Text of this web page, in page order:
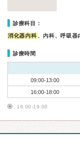
診療科目：
消化器内科 、内科、呼吸器
診療時間
09:00-13:00
16:00-18:00
16:00-19:00